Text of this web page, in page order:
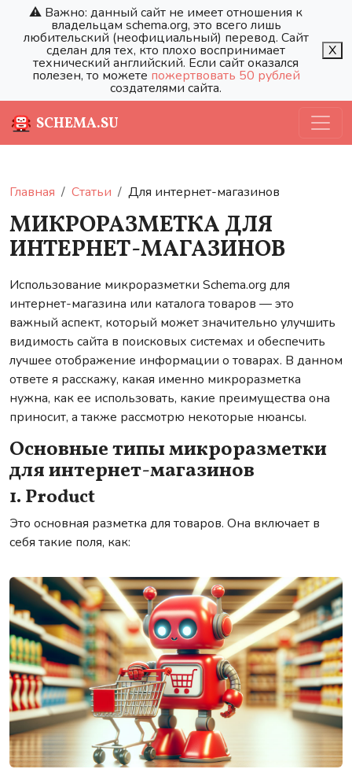
⚠️ Важно: данный сайт не имеет отношения к
владельцам schema.org, это всего лишь
любительский (неофициальный) перевод. Сайт
сделан для тех, кто плохо воспринимает
технический английский. Если сайт оказался
полезен, то можете пожертвовать 50 рублей
создателями сайта.
X
SCHEMA.SU
Главная Статьи Для интернет-магазинов
МИКРОРАЗМЕТКА ДЛЯ
ИНТЕРНЕТ-МАГАЗИНОВ
Использование микроразметки Schema.org для
интернет-магазина или каталога товаров — это
важный аспект, который может значительно улучшить
видимость сайта в поисковых системах и обеспечить
лучшее отображение информации о товарах. В данном
ответе я расскажу, какая именно микроразметка
нужна, как ее использовать, какие преимущества она
приносит, а также рассмотрю некоторые нюансы.
Основные типы микроразметки
для интернет-магазинов
1. Product
Это основная разметка для товаров. Она включает в
себя такие поля, как: